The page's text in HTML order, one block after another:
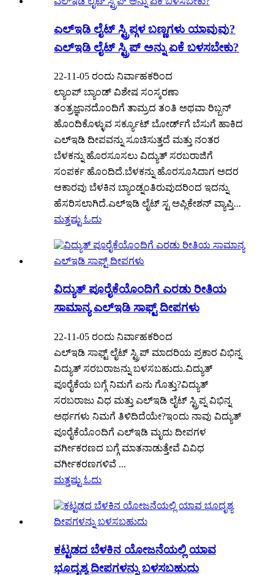
ಎಲ್ಇಡಿ ಲೈಟ್ ಸ್ಟ್ರಿಪ್ಗಳ ಬಣ್ಣಗಳು ಯಾವುವು?
ಎಲ್ಇಡಿ ಲೈಟ್ ಸ್ಟ್ರಿಪ್ ಅನ್ನು ಏಕೆ ಬಳಸಬೇಕು?
22-11-05 ರಂದು ನಿರ್ವಾಹಕರಿಂದ
ಲ್ಯಾಂಪ್ ಬ್ಯಾಂಡ್ ವಿಶೇಷ ಸಂಸ್ಕರಣಾ
ತಂತ್ರಜ್ಞಾನದೊಂದಿಗೆ ತಾಮ್ರದ ತಂತಿ ಅಥವಾ ರಿಬ್ಬನ್
ಹೊಂದಿಕೊಳ್ಳುವ ಸರ್ಕ್ಯೂಟ್ ಬೋರ್ಡ್‌ಗೆ ಬೆಸುಗೆ ಹಾಕಿದ
ಎಲ್ಇಡಿ ದೀಪವನ್ನು ಸೂಚಿಸುತ್ತದೆ ಮತ್ತು ನಂತರ
ಬೆಳಕನ್ನು ಹೊರಸೂಸಲು ವಿದ್ಯುತ್ ಸರಬರಾಜಿಗೆ
ಸಂಪರ್ಕ ಹೊಂದಿದೆ.ಬೆಳಕನ್ನು ಹೊರಸೂಸಿದಾಗ ಅದರ
ಆಕಾರವು ಬೆಳಕಿನ ಬ್ಯಾಂಡ್ನಂತಿರುವುದರಿಂದ ಇದನ್ನು
ಹೆಸರಿಸಲಾಗಿದೆ.ಎಲ್ಇಡಿ ಲೈಟ್ ಸ್ಟ ಅಪ್ಲಿಕೇಶನ್ ವ್ಯಾಪ್ತಿ...
ಮತ್ತಷ್ಟು ಓದು
ವಿದ್ಯುತ್ ಪೂರೈಕೆಯೊಂದಿಗೆ ಎರಡು ರೀತಿಯ
ಸಾಮಾನ್ಯ ಎಲ್ಇಡಿ ಸಾಫ್ಟ್ ದೀಪಗಳು
22-11-05 ರಂದು ನಿರ್ವಾಹಕರಿಂದ
ಎಲ್ಇಡಿ ಸಾಫ್ಟ್ ಲೈಟ್ ಸ್ಟ್ರಿಪ್ ಮಾದರಿಯ ಪ್ರಕಾರ ವಿಭಿನ್ನ
ವಿದ್ಯುತ್ ಸರಬರಾಜನ್ನು ಬಳಸಬಹುದು.ವಿದ್ಯುತ್
ಪೂರೈಕೆಯ ಬಗ್ಗೆ ನಿಮಗೆ ಏನು ಗೊತ್ತು?ವಿದ್ಯುತ್
ಸರಬರಾಜು ವಿಧ ಮತ್ತು ಎಲ್ಇಡಿ ಲೈಟ್ ಸ್ಟ್ರಿಪ್ನ ವಿಭಿನ್ನ
ಅರ್ಥಗಳು ನಿಮಗೆ ತಿಳಿದಿದೆಯೇ?ಇಂದು ನಾವು ವಿದ್ಯುತ್
ಪೂರೈಕೆಯೊಂದಿಗೆ ಎಲ್ಇಡಿ ಮೃದು ದೀಪಗಳ
ವರ್ಗೀಕರಣದ ಬಗ್ಗೆ ಮಾತನಾಡುತ್ತೇವೆ ವಿವಿಧ
ವರ್ಗೀಕರಣಗಳಿವೆ ...
ಮತ್ತಷ್ಟು ಓದು
ಕಟ್ಟಡದ ಬೆಳಕಿನ ಯೋಜನೆಯಲ್ಲಿ ಯಾವ
ಭೂದೃಶ್ಯ ದೀಪಗಳನ್ನು ಬಳಸಬಹುದು